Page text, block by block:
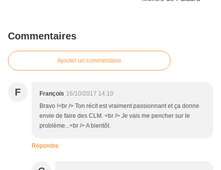
Commentaires
Ajouter un commentaire
F François 16/10/2017 14:10
Bravo !<br /> Ton récit est vraiment passionnant et ça donne
envie de faire des CLM. <br /> Je vais me pencher sur le
problème...<br /> A bientôt.
Répondre